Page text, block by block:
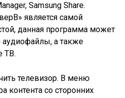
Samsung Share.
является самой
данная программа может
аудиофайлы, а также
ТВ.
телевизор. В меню
контента со сторонних